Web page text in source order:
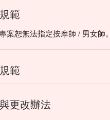
範
案恕無法指定按摩師 / 男女師。
範
更改辦法